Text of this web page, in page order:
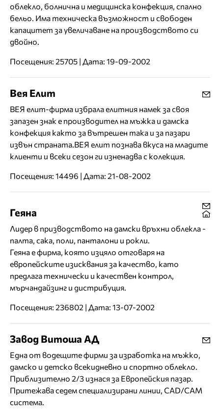
облекло, болнична и медицинска конфекция, спално
бельо. Има техническа възможност и свободен
капацитет за увеличаване на производството си
двойно.
Посещения: 25705 | Дата: 19-09-2002
Вея Елит
ВЕЯ елит-фирма избрала елитния намек за своя
запазен знак е производител на мъжка и дамска
конфекция както за вътрешен така и за пазари
извън страната.ВЕЯ елит познава вкуса на младите
клиенти и всеки сезон ги изненадва с колекция.
Посещения: 14496 | Дата: 21-08-2002
Геяна
Лидер в призводството на дамски връхни облекла -
палта, сака, поли, панталони и рокли.
Геяна е фирма, която изцяло отговаря на
европейските изисквания за качество, като
предлага технически и качествен контрол,
мърчандайзинг и дистрибуция.
Посещения: 236802 | Дата: 13-07-2002
Завод Витоша АД
Една от водещите фирми за изработка на мъжко,
дамско и детско всекидневно и спортно облекло.
Приблизително 2/3 изнася за Европейския пазар.
Притежава седем специализирани линии, CAD/CAM
система.